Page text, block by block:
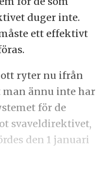
duger inte.
ett effektivt
ryter nu ifrån
ännu inte har
för de
svaveldirektivet,
den 1 januari